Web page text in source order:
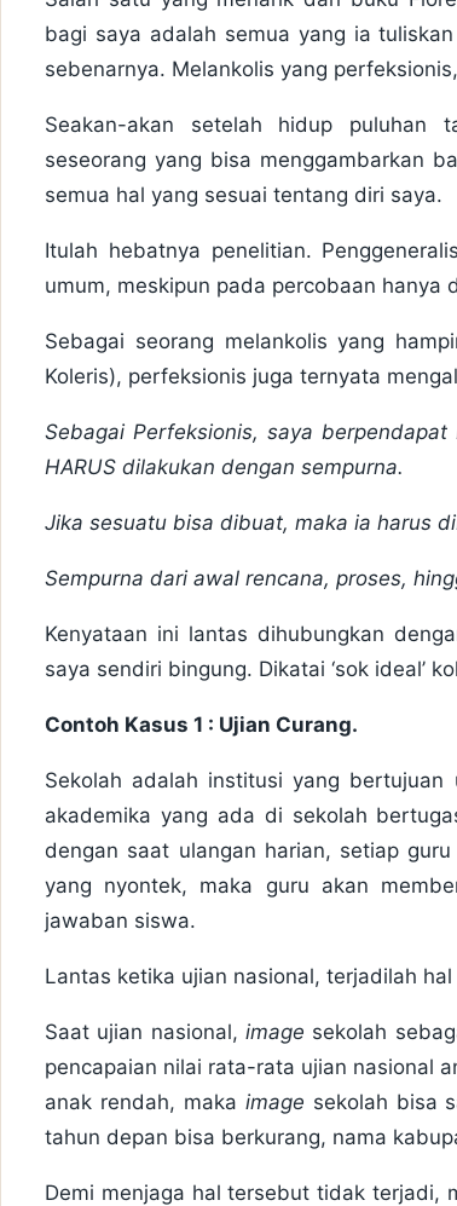
bagi saya adalah semua yang ia
sebenarnya. Melankolis yang
Seakan-akan setelah hidup puluhan
seseorang yang bisa menggambarkan
semua hal yang sesuai tentang diri saya.
Itulah hebatnya penelitian.
umum, meskipun pada percobaan hanya
Sebagai seorang melankolis yang
Koleris), perfeksionis juga ternyata
Sebagai Perfeksionis, saya
HARUS dilakukan dengan sempurna.
Jika sesuatu bisa dibuat, maka ia harus
Sempurna dari awal rencana, proses,
Kenyataan ini lantas dihubungkan
saya sendiri bingung. Dikatai ‘sok ideal’
Contoh Kasus 1 : Ujian Curang.
Sekolah adalah institusi yang
akademika yang ada di sekolah
dengan saat ulangan harian, setiap
yang nyontek, maka guru akan
jawaban siswa.
Lantas ketika ujian nasional, terjadilah
Saat ujian nasional,image sekolah
pencapaian nilai rata-rata ujian nasional
anak rendah, maka image sekolah bisa
tahun depan bisa berkurang, nama
Demi menjaga hal tersebut tidak terjadi,